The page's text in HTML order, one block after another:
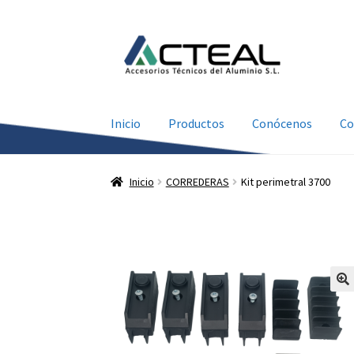
Inicio Productos Conócenos
Inicio CORREDERAS Kit perimetral 3700